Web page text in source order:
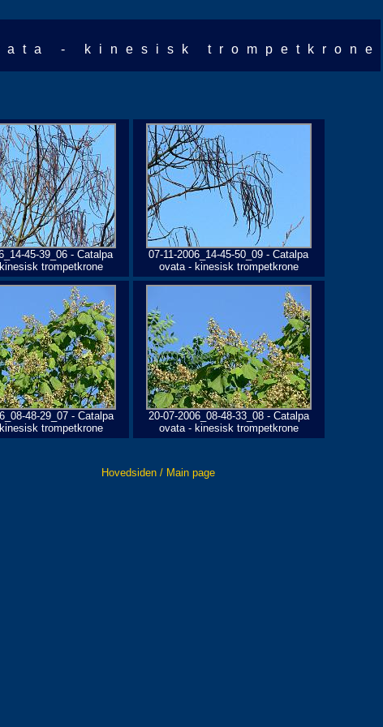
- kinesisk trompetkrone
45-39_06 - Catalpa
trompetkrone
07-11-2006_14-45-50_09 - Catalpa
ovata - kinesisk trompetkrone
48-29_07 - Catalpa
trompetkrone
20-07-2006_08-48-33_08 - Catalpa
ovata - kinesisk trompetkrone
Hovedsiden / Main page